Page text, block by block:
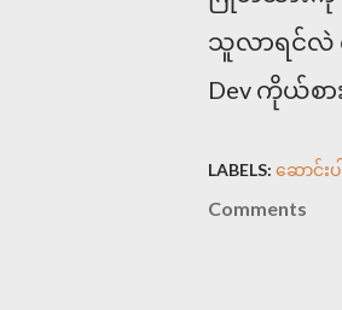
သူလာရင်လဲ
Dev ကိုယ်စာ
LABELS: ဆောင်းပ
Comments